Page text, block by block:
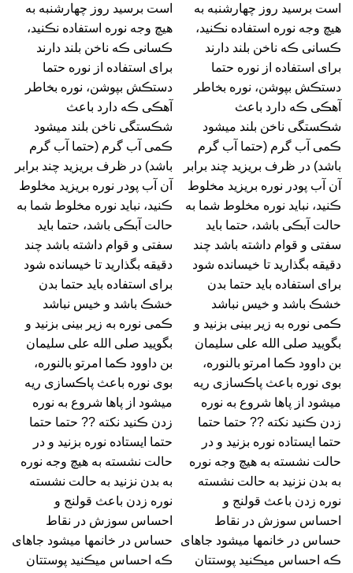
است برسید روز چهارشنبه به
هیچ وجه نوره استفاده نڪنید،
ڪسانی ڪه ناخن بلند دارند
برای استفاده از نوره حتما
دستڪش بپوشن، نوره بخاطر
آهڪی ڪه دارد باعث
شڪستگی ناخن بلند میشود
ڪمی آب گرم (حتما آب گرم
باشد) در ظرف بریزید چند برابر
آن آب پودر نوره بریزید مخلوط
ڪنید، نباید نوره مخلوط شما به
حالت آبڪی باشد، حتما باید
سفتی و قوام داشته باشد چند
دقیقه بگذارید تا خیسانده شود
برای استفاده باید حتما بدن
خشڪ باشد و خیس نباشد
ڪمی نوره به زیر بینی بزنید و
بگویید صلی الله علی سلیمان
بن داوود ڪما امرتو بالنوره،
بوی نوره باعث پاڪسازی ریه
میشود از پاها شروع به نوره
زدن ڪنید نکته ?? حتما حتما
حتما ایستاده نوره بزنید و در
حالت نشسته به هیچ وجه نوره
به بدن نزنید به حالت نشسته
نوره زدن باعث قولنج و
احساس سوزش در نقاط
حساس در خانمها میشود جاهای
ڪه احساس میڪنید پوستتان
است برسید روز چهارشنبه به
هیچ وجه نوره استفاده نڪنید،
ڪسانی ڪه ناخن بلند دارند
برای استفاده از نوره حتما
دستڪش بپوشن، نوره بخاطر
آهڪی ڪه دارد باعث
شڪستگی ناخن بلند میشود
ڪمی آب گرم (حتما آب گرم
باشد) در ظرف بریزید چند برابر
آن آب پودر نوره بریزید مخلوط
ڪنید، نباید نوره مخلوط شما به
حالت آبڪی باشد، حتما باید
سفتی و قوام داشته باشد چند
دقیقه بگذارید تا خیسانده شود
برای استفاده باید حتما بدن
خشڪ باشد و خیس نباشد
ڪمی نوره به زیر بینی بزنید و
بگویید صلی الله علی سلیمان
بن داوود ڪما امرتو بالنوره،
بوی نوره باعث پاڪسازی ریه
میشود از پاها شروع به نوره
زدن ڪنید نکته ?? حتما حتما
حتما ایستاده نوره بزنید و در
حالت نشسته به هیچ وجه نوره
به بدن نزنید به حالت نشسته
نوره زدن باعث قولنج و
احساس سوزش در نقاط
حساس در خانمها میشود جاهای
ڪه احساس میڪنید پوستتان